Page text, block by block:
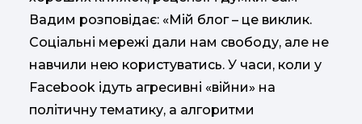
Вадим розповідає: «Мій блог – це виклик.
Соціальні мережі дали нам свободу, але не
навчили нею користуватись. У часи, коли у
Facebook ідуть агресивні «війни» на
політичну тематику, а алгоритми